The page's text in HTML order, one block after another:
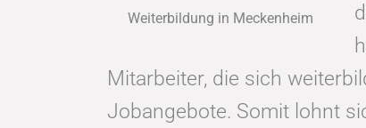
Weiterbildung in Meckenheim
Mitarbeiter, die sich
Jobangebote. Somit lohnt